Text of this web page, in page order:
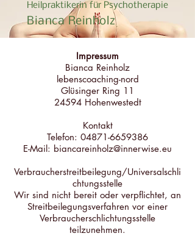
Bianca Reinholz
Heilpraktikerin für Psychotherapie
Impressum
Bianca Reinholz
lebenscoaching-nord
Glüsinger Ring 11
24594 Hohenwestedt
Kontakt
Telefon: 04871-6659386
E-Mail: biancareinholz@innerwise.eu
Verbraucherstreitbeilegung/Universalschli
chtungsstelle
Wir sind nicht bereit oder verpflichtet, an
Streitbeilegungsverfahren vor einer
Verbraucherschlichtungsstelle
teilzunehmen.